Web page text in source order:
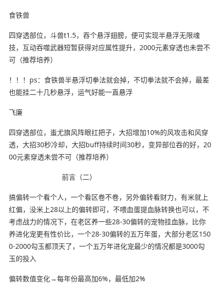
食铁兽
四穿透部位，斗兽t1.5，吞个悬浮翅膀，便可实现半悬浮无限魂
技，互动吞噬武器短暂获得对应属性提升，2000元素穿透也未尝不
可（推荐培养）
！！！ps：食铁兽半悬浮切拳法就会掉，不切拳法就不会掉，最差
也能挂二十几秒悬浮，运气好能一直悬浮
飞廉
四穿透部位，蚩尤旗风阵眼扛把子，大招增加10%的风攻击和风穿
透，大招30秒冷却，大招buff持续时间30秒，变异部位吞的好，20
00元素穿透未尝不可（推荐培养）
前言（二）
搞偏转一个看个人，一个看区卷不卷，另外偏转看财力，有米就上
红偏，没米上28以上的偏转即可，不喂血蛋提血脉转换也可以，不
考虑战力的情况下，在老区养一些28-30偏转的宠物挂血脉，比你
养进化宠更有性价比，一个28-30偏转的五万年蛋，大部分老区150
0-2000勾玉都顶天了，一个五万年进化宠最少的情况都是3000勾
玉的投入
偏转数值变化→每年份最高加6%，最低加2%